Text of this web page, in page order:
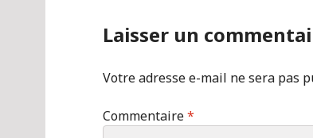
Laisser un
Votre adresse e-mail ne sera pas
Commentaire*